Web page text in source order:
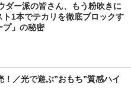
ダー派の皆さん、もう粉吹きに
ト1本でテカリを徹底ブロックす
プ」の秘密
！／光で遊ぶ”おもち”質感ハイ